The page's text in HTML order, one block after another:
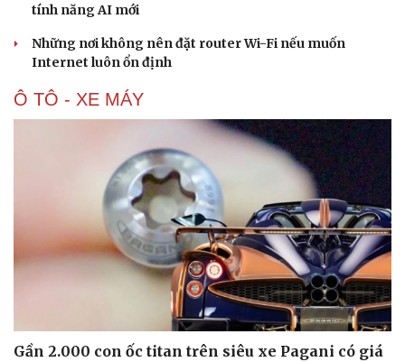
tính năng AI mới
Những nơi không nên đặt router Wi-Fi nếu muốn
Internet luôn ổn định
Ô TÔ - XE MÁY
Gần 2.000 con ốc titan trên siêu xe Pagani có giá